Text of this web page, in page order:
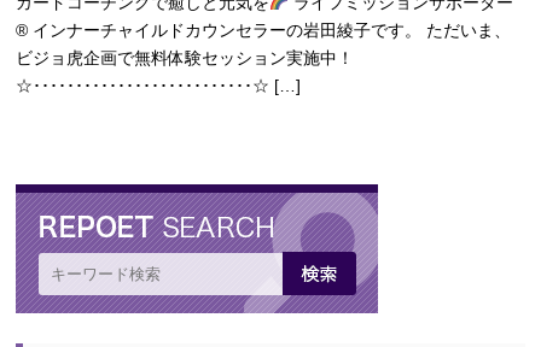
® インナーチャイルドカウンセラーの岩田綾子です。 ただいま、
ビジョ虎企画で無料体験セッション実施中！
☆･･････････････････････････☆ […]